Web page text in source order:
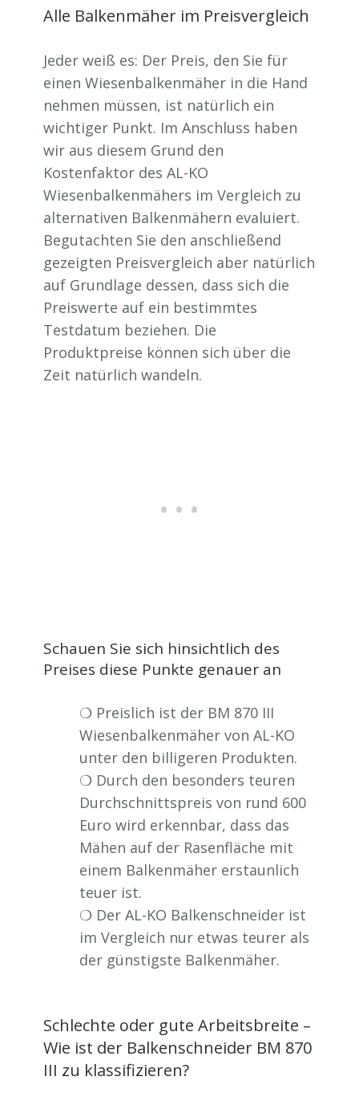
Alle Balkenmäher im Preisvergleich
Jeder weiß es: Der Preis, den Sie für
einen Wiesenbalkenmäher in die Hand
nehmen müssen, ist natürlich ein
wichtiger Punkt. Im Anschluss haben
wir aus diesem Grund den
Kostenfaktor des AL-KO
Wiesenbalkenmähers im Vergleich zu
alternativen Balkenmähern evaluiert.
Begutachten Sie den anschließend
gezeigten Preisvergleich aber natürlich
auf Grundlage dessen, dass sich die
Preiswerte auf ein bestimmtes
Testdatum beziehen. Die
Produktpreise können sich über die
Zeit natürlich wandeln.
Schauen Sie sich hinsichtlich des
Preises diese Punkte genauer an
❍ Preislich ist der BM 870 III
Wiesenbalkenmäher von AL-KO
unter den billigeren Produkten.
❍ Durch den besonders teuren
Durchschnittspreis von rund 600
Euro wird erkennbar, dass das
Mähen auf der Rasenfläche mit
einem Balkenmäher erstaunlich
teuer ist.
❍ Der AL-KO Balkenschneider ist
im Vergleich nur etwas teurer als
der günstigste Balkenmäher.
Schlechte oder gute Arbeitsbreite –
Wie ist der Balkenschneider BM 870
III zu klassifizieren?